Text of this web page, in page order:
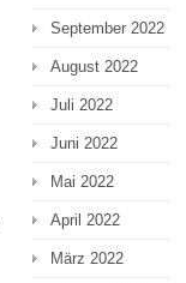
September 2022
August 2022
Juli 2022
Juni 2022
Mai 2022
April 2022
März 2022